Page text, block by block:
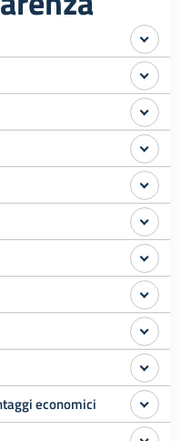
economici